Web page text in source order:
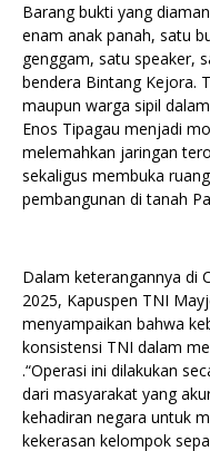
Barang bukti yang
enam anak panah, satu
genggam, satu speaker,
bendera Bintang Kejora.
maupun warga sipil
Enos Tipagau menjadi
melemahkan jaringan
sekaligus membuka
pembangunan di tanah
Dalam keterangannya di
2025, Kapuspen TNI
menyampaikan bahwa
konsistensi TNI dalam
.“Operasi ini dilakukan
dari masyarakat yang
kehadiran negara untuk
kekerasan kelompok